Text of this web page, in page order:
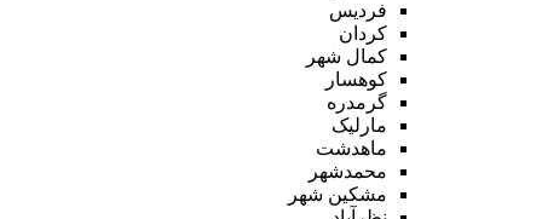
فردیس
کردان
کمال شهر
کوهسار
گرمدره
مارلیک
ماهدشت
محمدشهر
مشکین شهر